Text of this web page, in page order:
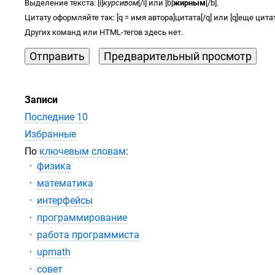
Выделение текста: [i]курсивом [/i] или [b]жирным [/b].
Цитату оформляйте так: [q = имя автора]цитата[/q] или [q]еще
Других команд или HTML-тегов здесь нет.
Записи
Последние 10
Избранные
По ключевым словам:
физика
математика
интерфейсы
программирование
работа программиста
upmath
совет